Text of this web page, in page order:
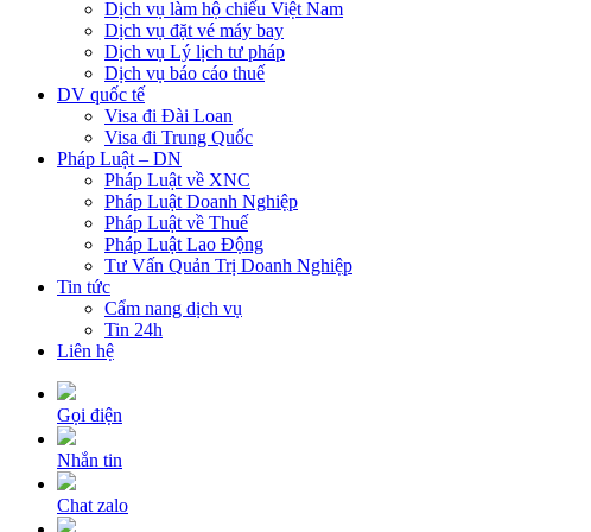
Dịch vụ làm hộ chiếu Việt Nam
Dịch vụ đặt vé máy bay
Dịch vụ Lý lịch tư pháp
Dịch vụ báo cáo thuế
DV quốc tế
Visa đi Đài Loan
Visa đi Trung Quốc
Pháp Luật – DN
Pháp Luật về XNC
Pháp Luật Doanh Nghiệp
Pháp Luật về Thuế
Pháp Luật Lao Động
Tư Vấn Quản Trị Doanh Nghiệp
Tin tức
Cẩm nang dịch vụ
Tin 24h
Liên hệ
Gọi điện
Nhắn tin
Chat zalo